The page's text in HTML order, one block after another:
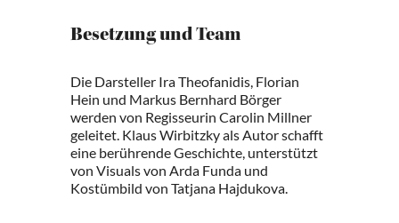
Besetzung und Team
Die Darsteller Ira Theofanidis, Florian
Hein und Markus Bernhard Börger
werden von Regisseurin Carolin Millner
geleitet. Klaus Wirbitzky als Autor schafft
eine berührende Geschichte, unterstützt
von Visuals von Arda Funda und
Kostümbild von Tatjana Hajdukova.